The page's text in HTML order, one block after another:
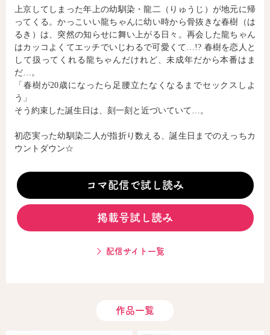
リキューレ
コミックエッセイ
上京してしまった年上の幼馴染・龍二（りゅうじ）が地元に帰
ってくる。かっこいい龍ちゃんに幼い時から骨抜きな春樹（は
るき）は、突然の知らせに舞い上がる日々。再会した龍ちゃん
はカッコよくてエッチでいじわるで可愛くて…!? 春樹を恋人と
して扱ってくれる龍ちゃんだけれど、未成年だから本番はま
だ…。
「春樹が20歳になったら足腰立たなくなるまでセックスしよ
う」
そう約束した誕生日は、刻一刻と近づいていて…。
初恋実った幼馴染二人が指折り数える、誕生日までのえっちカ
ウントダウン☆
コマ配信で試し読み
掲載号試し読み
配信サイト一覧
作品一覧